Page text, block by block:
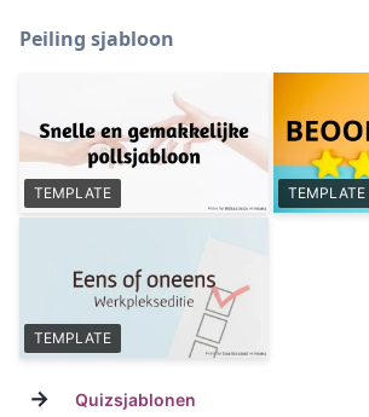
Peiling sjabloon
TEMPLATE TEMPLATE
TEMPLATE
→ Quizsjablonen